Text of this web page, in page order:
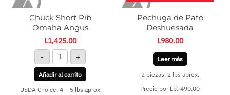
Chuck Short Rib
Omaha Angus
L1,425.00
- +
Añadir al carrito
USDA Choice, 4 – 5 lbs aprox
Pechuga de Pato
Deshuesada
L980.00
Leer más
2 piezas, 2 lbs aprox.
Precio por Lb: 490.00